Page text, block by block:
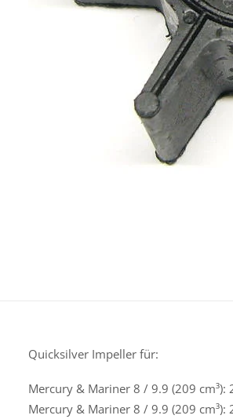
Quicksilver Impeller für:
Mercury & Mariner 8 / 9.9 (209
Mercury & Mariner 8 / 9.9 (209